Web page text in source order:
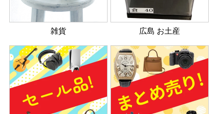
雑貨 広島 お土産